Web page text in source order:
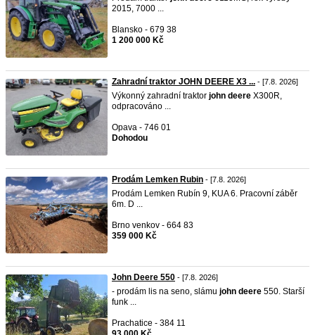
2015, 7000 ...
Blansko - 679 38
1 200 000 Kč
Zahradní traktor JOHN DEERE X3 ... - [7.8. 2026]
Výkonný zahradní traktor john deere X300R,
odpracováno ...
Opava - 746 01
Dohodou
Prodám Lemken Rubin - [7.8. 2026]
Prodám Lemken Rubín 9, KUA 6. Pracovní záběr
6m. D ...
Brno venkov - 664 83
359 000 Kč
John Deere 550 - [7.8. 2026]
- prodám lis na seno, slámu john deere 550. Starší
funk ...
Prachatice - 384 11